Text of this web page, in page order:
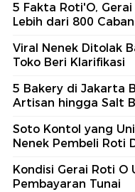
5 Fakta Roti'O,
Lebih dari 800
Viral Nenek Ditolak
Toko Beri Klarifikasi
5 Bakery di Jakarta
Artisan hingga Salt
Soto Kontol yang
Nenek Pembeli Roti
Kondisi Gerai Roti O
Pembayaran Tunai